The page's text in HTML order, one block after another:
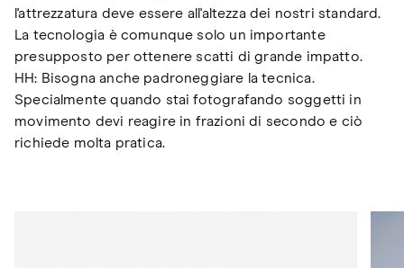
l'attrezzatura deve essere all'altezza dei nostri standard.
La tecnologia è comunque solo un importante
presupposto per ottenere scatti di grande impatto.
HH: Bisogna anche padroneggiare la tecnica.
Specialmente quando stai fotografando soggetti in
movimento devi reagire in frazioni di secondo e ciò
richiede molta pratica.